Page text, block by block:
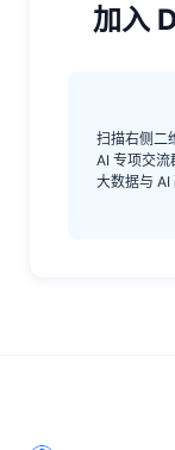
加入
扫描右侧二
AI 专项交流
大数据与 AI